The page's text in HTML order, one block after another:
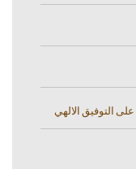
على التوفيق الالهي